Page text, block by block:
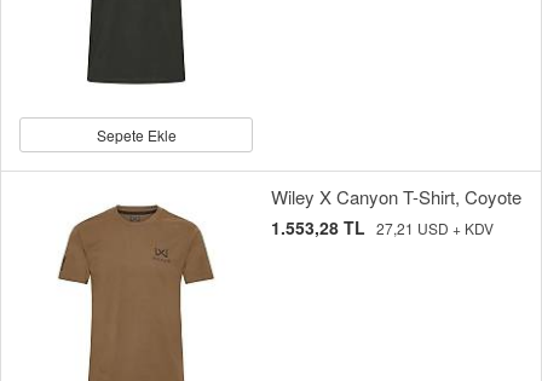
Sepete Ekle
Wiley X Canyon T-Shirt, Coyote
1.553,28 TL 27,21 USD + KDV